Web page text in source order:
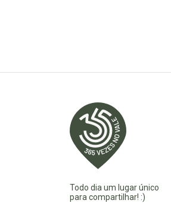
Todo dia um lugar único
para compartilhar! :)